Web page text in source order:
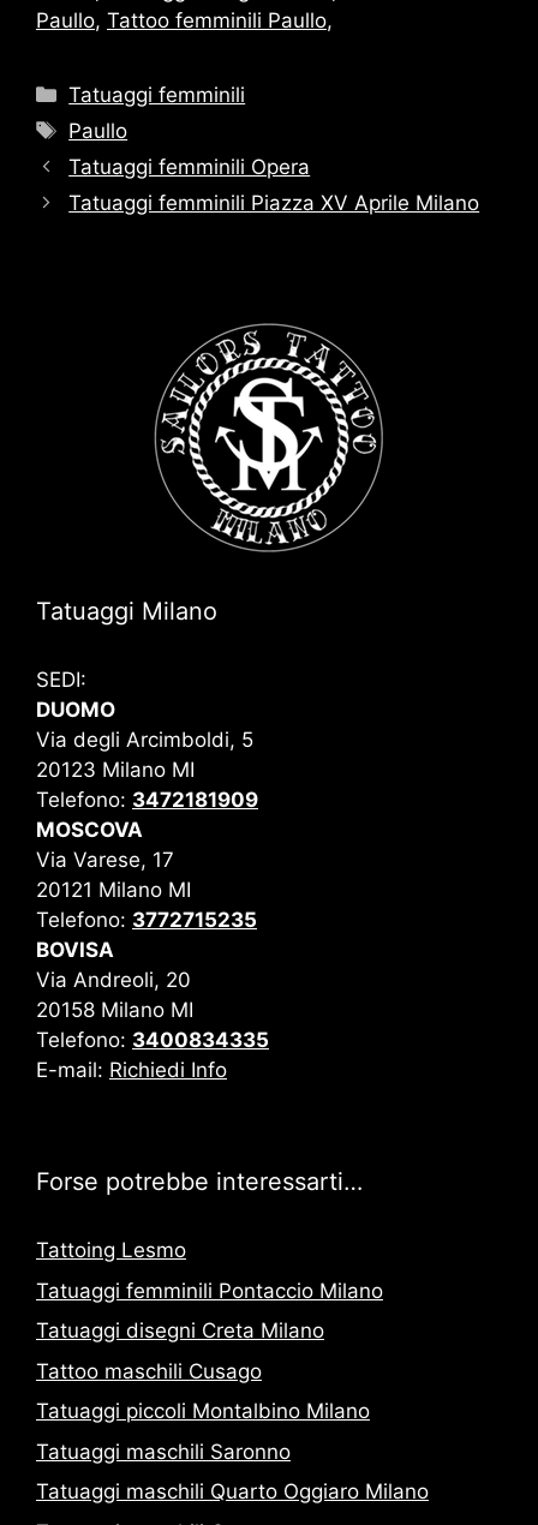
Paullo, Tattoo femminili Paullo,
Categorie
Tatuaggi femminili
Tag
Paullo
Tatuaggi femminili Opera
Tatuaggi femminili Piazza XV Aprile Milano
Tatuaggi Milano
SEDI:
DUOMO
Via degli Arcimboldi, 5
20123 Milano MI
Telefono: 3472181909
MOSCOVA
Via Varese, 17
20121 Milano MI
Telefono: 3772715235
BOVISA
Via Andreoli, 20
20158 Milano MI
Telefono: 3400834335
E-mail: Richiedi Info
Forse potrebbe interessarti…
Tattoing Lesmo
Tatuaggi femminili Pontaccio Milano
Tatuaggi disegni Creta Milano
Tattoo maschili Cusago
Tatuaggi piccoli Montalbino Milano
Tatuaggi maschili Saronno
Tatuaggi maschili Quarto Oggiaro Milano